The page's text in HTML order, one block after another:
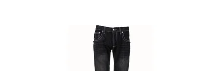
Skladem 1
DL992BK
VICTORIOUS